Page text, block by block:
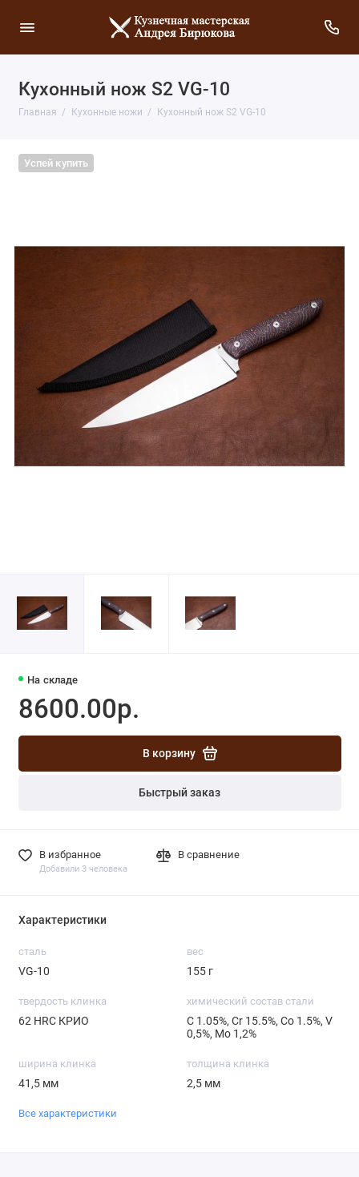
Кухонный нож S2 VG-10
Главная Кухонные ножи Кухонный нож S2 VG-10
Успей купить
На складе
8600.00р.
В корзину
Быстрый заказ
В избранное
Добавили 3 человека
В сравнение
Характеристики
сталь
VG-10
вес
155 г
твердость клинка
62 HRC КРИО
химический состав стали
С 1.05%, Cr 15.5%, Co 1.5%, V
0,5%, Mo 1,2%
ширина клинка
41,5 мм
толщина клинка
2,5 мм
Все характеристики